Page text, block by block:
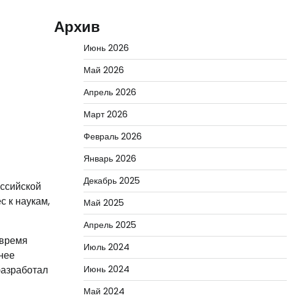
к наукам,
Архив
Июнь 2026
Май 2026
Апрель 2026
Март 2026
Февраль 2026
Январь 2026
Декабрь 2025
Май 2025
Апрель 2025
Июль 2024
Июнь 2024
Май 2024